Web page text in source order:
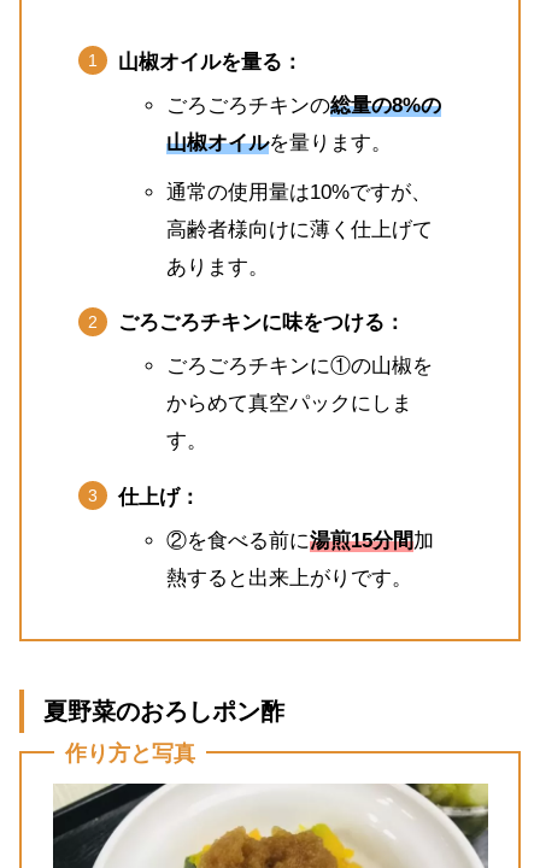
山椒オイルを量る：
ごろごろチキンの総量の8%の
山椒オイルを量ります。
通常の使用量は10%ですが、
高齢者様向けに薄く仕上げて
あります。
ごろごろチキンに味をつける：
ごろごろチキンに①の山椒を
からめて真空パックにしま
す。
仕上げ：
②を食べる前に湯煎15分間加
熱すると出来上がりです。
夏野菜のおろしポン酢
作り方と写真